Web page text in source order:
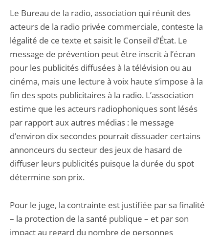
Le Bureau de la radio, association qui réunit des
acteurs de la radio privée commerciale, conteste la
légalité de ce texte et saisit le Conseil d’État. Le
message de prévention peut être inscrit à l’écran
pour les publicités diffusées à la télévision ou au
cinéma, mais une lecture à voix haute s’impose à la
fin des spots publicitaires à la radio. L’association
estime que les acteurs radiophoniques sont lésés
par rapport aux autres médias : le message
d’environ dix secondes pourrait dissuader certains
annonceurs du secteur des jeux de hasard de
diffuser leurs publicités puisque la durée du spot
détermine son prix.
Pour le juge, la contrainte est justifiée par sa finalité
– la protection de la santé publique – et par son
impact au regard du nombre de personnes